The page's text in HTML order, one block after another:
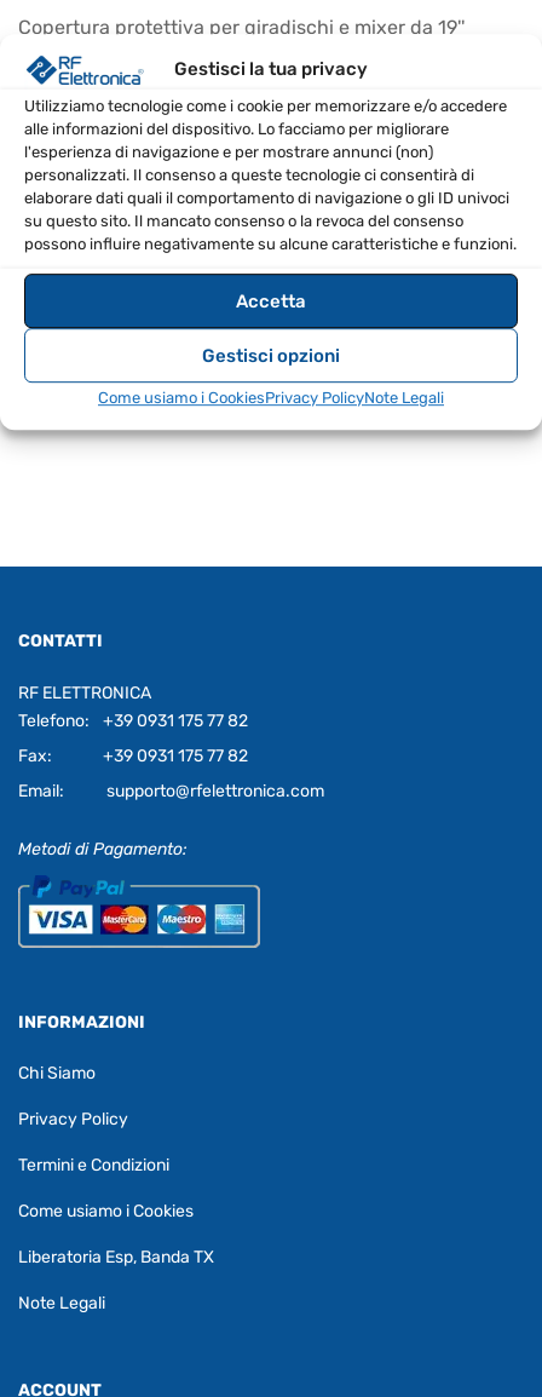
Gestisci la tua privacy
Utilizziamo tecnologie come i cookie per memorizzare e/o accedere
alle informazioni del dispositivo. Lo facciamo per migliorare
l'esperienza di navigazione e per mostrare annunci (non)
personalizzati. Il consenso a queste tecnologie ci consentirà di
elaborare dati quali il comportamento di navigazione o gli ID univoci
su questo sito. Il mancato consenso o la revoca del consenso
possono influire negativamente su alcune caratteristiche e funzioni.
Accetta
Gestisci opzioni
Come usiamo i CookiesPrivacy PolicyNote Legali
Copertura protettiva per giradischi e mixer da 19''
CARATTERISTICHE PRINCIPALI
Materiale: nylon impermeabile 210D
Colore: Nero
SPECIFICHE TECNICHE
CONTATTI
RF ELETTRONICA
Telefono:
+39 0931 175 77 82
Fax:
+39 0931 175 77 82
Email:
supporto@rfelettronica.com
Metodi di Pagamento:
INFORMAZIONI
Chi Siamo
Privacy Policy
Termini e Condizioni
Come usiamo i Cookies
Liberatoria Esp, Banda TX
Note Legali
ACCOUNT